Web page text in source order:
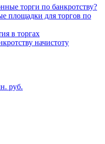
торги по банкротству?
площадки для торгов по
в торгах
начистоту
руб.